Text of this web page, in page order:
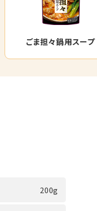
ごま担々鍋用スープ
200g